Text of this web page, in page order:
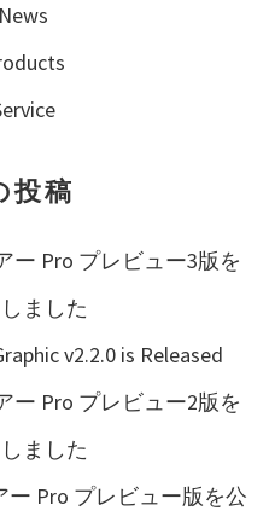
News
投稿
ー Pro プレビュー3版を
ました
v2.2.0 is Released
ー Pro プレビュー2版を
ました
ー Pro プレビュー版を公